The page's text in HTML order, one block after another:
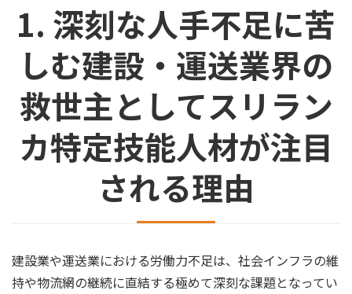
1. 深刻な人手不足に苦
しむ建設・運送業界の
救世主としてスリラン
カ特定技能人材が注目
される理由
建設業や運送業における労働力不足は、社会インフラの維
持や物流網の継続に直結する極めて深刻な課題となってい